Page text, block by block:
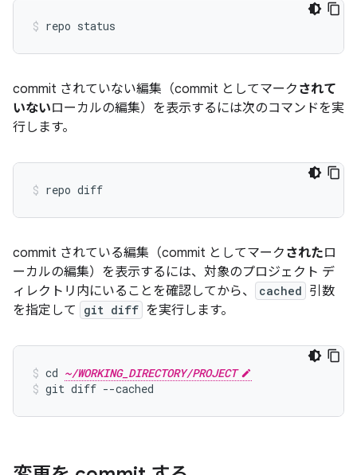
commit されていない編集（commit としてマーク されて
いないローカルの編集）を表示するには次のコマンドを実
行します。
commit されている編集（commit としてマーク されたロ
ーカルの編集）を表示するには、対象のプロジェクト デ
ィレクトリ内にいることを確認してから、
cached 引数
を指定して
git diff を実行します。
cd ~/WORKING_DIRECTORY/PROJECT
git diff --cached